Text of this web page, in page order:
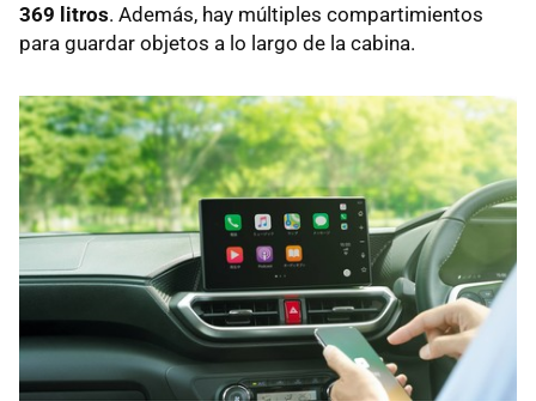
369 litros. Además, hay múltiples compartimientos
para guardar objetos a lo largo de la cabina.